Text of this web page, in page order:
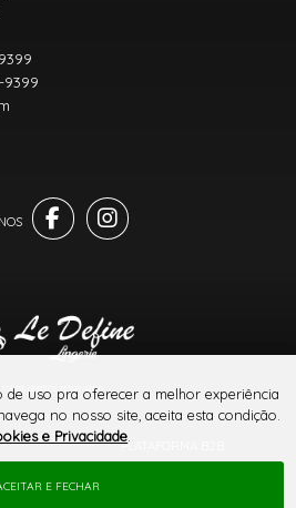
PLATAFORMA B2B
9399
TODOS DIREITOS RESERVADOS
de uso pra oferecer a melhor experiência
no nosso site, aceita esta condição.
e Privacidade
E FECHAR